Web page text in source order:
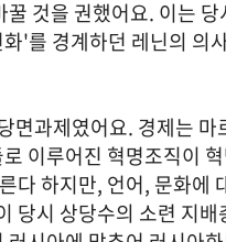
것을 권했어요. 이는 당
'를 경계하던 레닌의 의
면과제였어요. 경제는 마
이루어진 혁명조직이
다 하지만, 언어, 문화에
당시 상당수의 소련 지배